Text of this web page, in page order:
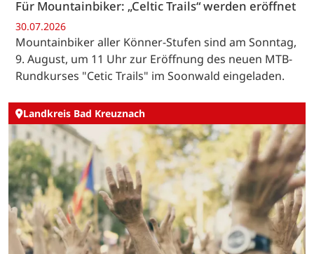
Für Mountainbiker: „Celtic Trails“ werden eröffnet
30.07.2026
Mountainbiker aller Könner-Stufen sind am Sonntag,
9. August, um 11 Uhr zur Eröffnung des neuen MTB-
Rundkurses "Cetic Trails" im Soonwald eingeladen.
Landkreis Bad Kreuznach